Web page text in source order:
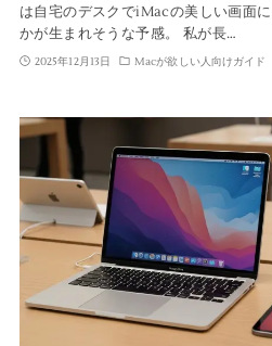
は自宅のデスクでiMacの美しい画面
かが生まれそうな予感。 私が長…
2025年12月13日 Macが欲しい人向けガイド